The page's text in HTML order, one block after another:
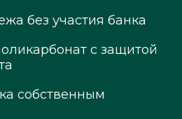
без участия банка
с защитой
собственным